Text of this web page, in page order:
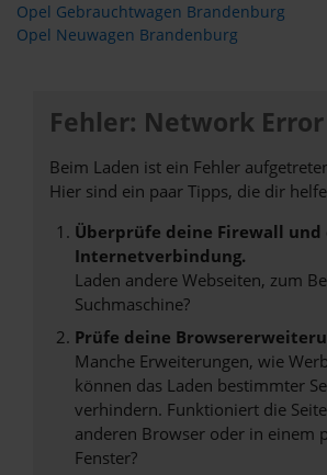
Opel Gebrauchtwagen Brandenburg
Opel Neuwagen Brandenburg
Fehler: Network Error
Beim Laden ist ein Fehler
Hier sind ein paar Tipps, die dir
Überprüfe deine Firewall und
Internetverbindung.
Laden andere Webseiten, zum
Suchmaschine?
Prüfe deine
Manche Erweiterungen, wie
können das Laden bestimmter
verhindern. Funktioniert die
anderen Browser oder in einem
Fenster?